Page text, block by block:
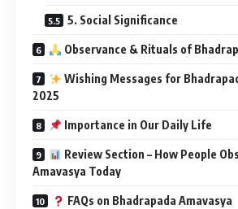
5. Social Significance
Observance & Rituals of
Wishing Messages for
2025
Importance in Our Daily Life
Review Section – How People
Amavasya Today
FAQs on Bhadrapada Amavasya